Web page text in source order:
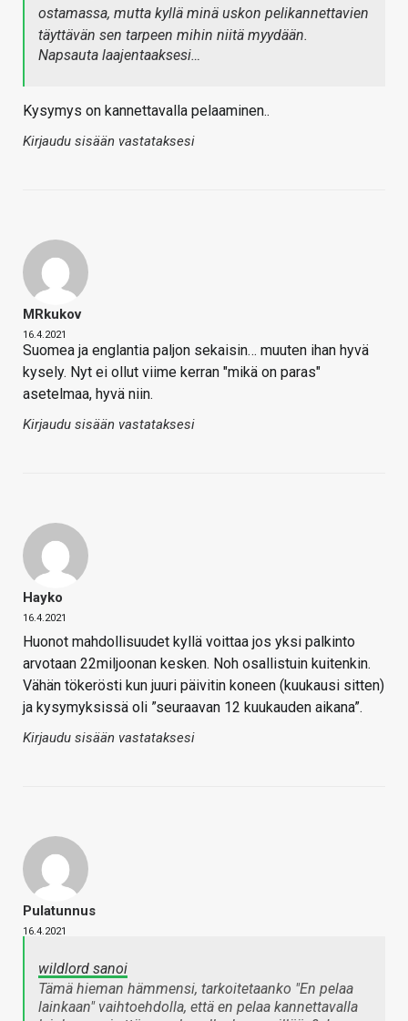
ostamassa, mutta kyllä minä uskon pelikannettavien
täyttävän sen tarpeen mihin niitä myydään.
Napsauta laajentaaksesi…
Kysymys on kannettavalla pelaaminen..
Kirjaudu sisään vastataksesi
MRkukov
16.4.2021
Suomea ja englantia paljon sekaisin… muuten ihan hyvä
kysely. Nyt ei ollut viime kerran "mikä on paras"
asetelmaa, hyvä niin.
Kirjaudu sisään vastataksesi
Hayko
16.4.2021
Huonot mahdollisuudet kyllä voittaa jos yksi palkinto
arvotaan 22miljoonan kesken. Noh osallistuin kuitenkin.
Vähän tökerösti kun juuri päivitin koneen (kuukausi sitten)
ja kysymyksissä oli ”seuraavan 12 kuukauden aikana”.
Kirjaudu sisään vastataksesi
Pulatunnus
16.4.2021
wildlord sanoi
Tämä hieman hämmensi, tarkoitetaanko "En pelaa
lainkaan" vaihtoehdolla, että en pelaa kannettavalla